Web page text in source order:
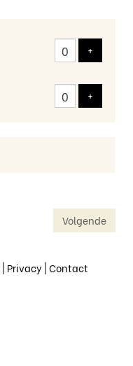
+
+
Volgende
Privacy Contact